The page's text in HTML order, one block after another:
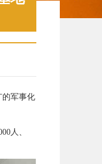
军事化
人、